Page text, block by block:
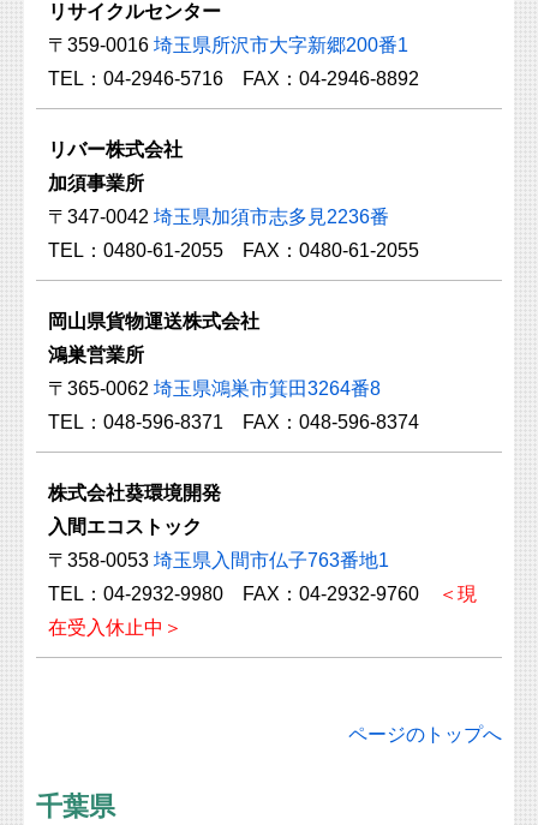
リサイクルセンター
〒359-0016 埼玉県所沢市大字新郷200番1
TEL：04-2946-5716 FAX：04-2946-8892
リバー株式会社
加須事業所
〒347-0042 埼玉県加須市志多見2236番
TEL：0480-61-2055 FAX：0480-61-2055
岡山県貨物運送株式会社
鴻巣営業所
〒365-0062 埼玉県鴻巣市箕田3264番8
TEL：048-596-8371 FAX：048-596-8374
株式会社葵環境開発
入間エコストック
〒358-0053 埼玉県入間市仏子763番地1
TEL：04-2932-9980 FAX：04-2932-9760
＜現
在受入休止中＞
ページのトップへ
千葉県